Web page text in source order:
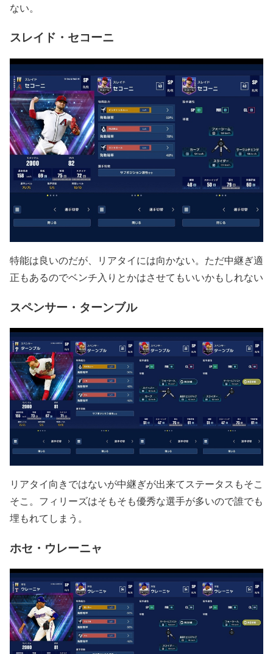
ない。
スレイド・セコーニ
特能は良いのだが、リアタイには向かない。ただ中継ぎ適
正もあるのでベンチ入りとかはさせてもいいかもしれない
スペンサー・ターンブル
リアタイ向きではないが中継ぎが出来てステータスもそこ
そこ。フィリーズはそもそも優秀な選手が多いので誰でも
埋もれてしまう。
ホセ・ウレーニャ